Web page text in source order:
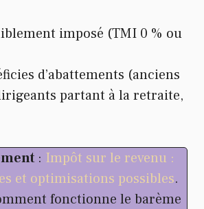
imposé (TMI 0 % ou
d’abattements (anciens
partant à la retraite,
: Impôt sur le revenu :
et optimisations possibles.
fonctionne le barème